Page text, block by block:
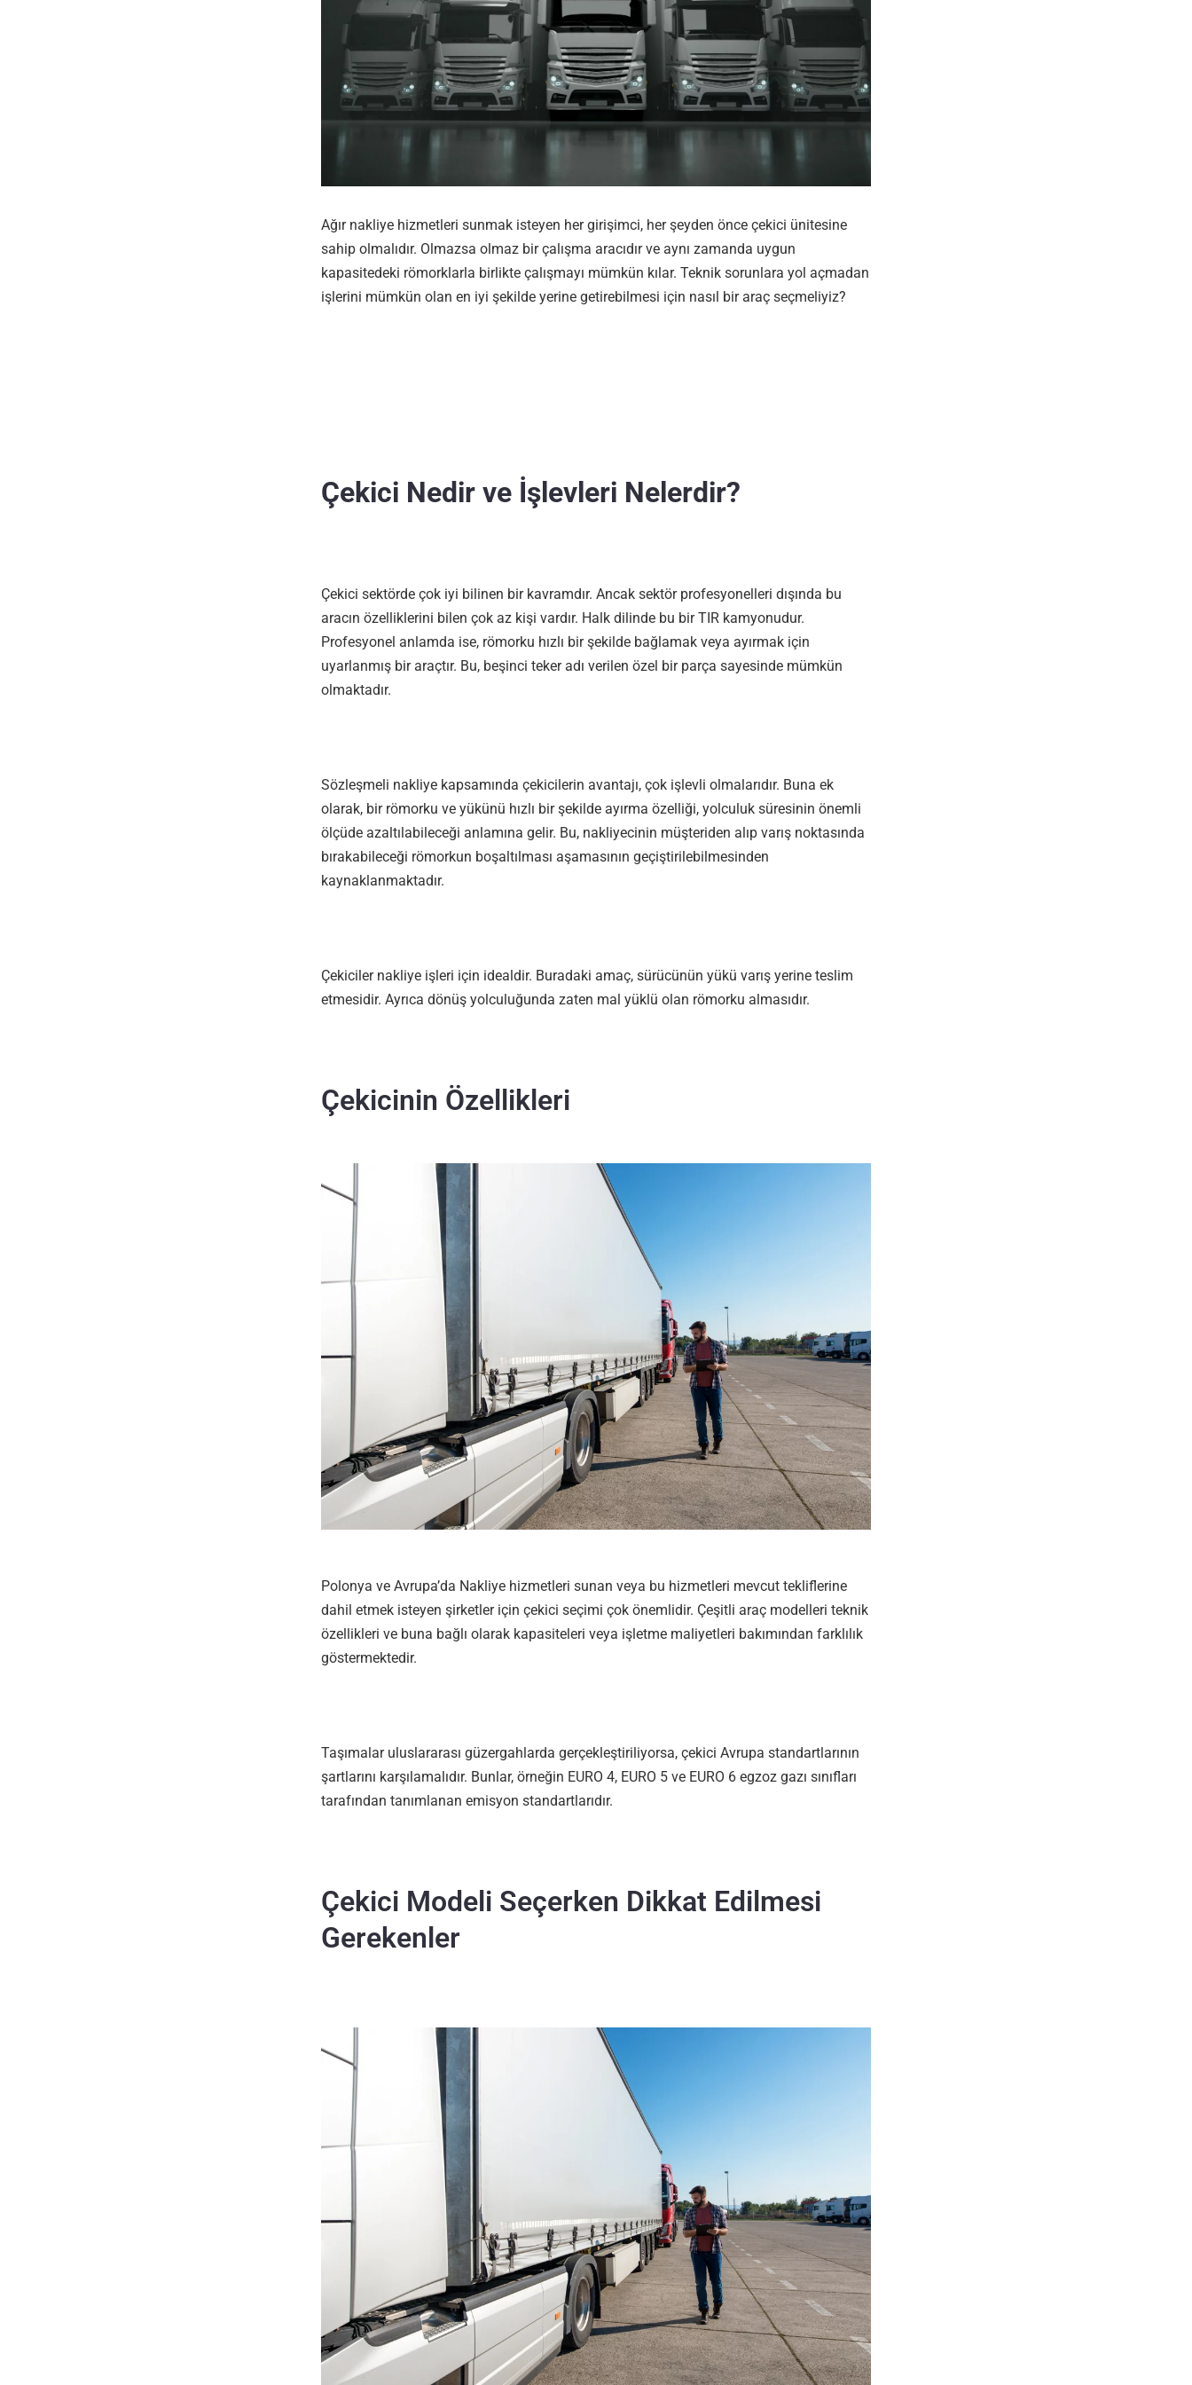
Ağır nakliye hizmetleri sunmak isteyen her girişimci, her şeyden önce çekici ünitesine
sahip olmalıdır. Olmazsa olmaz bir çalışma aracıdır ve aynı zamanda uygun
kapasitedeki römorklarla birlikte çalışmayı mümkün kılar. Teknik sorunlara yol açmadan
işlerini mümkün olan en iyi şekilde yerine getirebilmesi için nasıl bir araç seçmeliyiz?
Çekici Nedir ve İşlevleri Nelerdir?
Çekici sektörde çok iyi bilinen bir kavramdır. Ancak sektör profesyonelleri dışında bu
aracın özelliklerini bilen çok az kişi vardır. Halk dilinde bu bir TIR kamyonudur.
Profesyonel anlamda ise, römorku hızlı bir şekilde bağlamak veya ayırmak için
uyarlanmış bir araçtır. Bu, beşinci teker adı verilen özel bir parça sayesinde mümkün
olmaktadır.
Sözleşmeli nakliye kapsamında çekicilerin avantajı, çok işlevli olmalarıdır. Buna ek
olarak, bir römorku ve yükünü hızlı bir şekilde ayırma özelliği, yolculuk süresinin önemli
ölçüde azaltılabileceği anlamına gelir. Bu, nakliyecinin müşteriden alıp varış noktasında
bırakabileceği römorkun boşaltılması aşamasının geçiştirilebilmesinden
kaynaklanmaktadır.
Çekiciler nakliye işleri için idealdir. Buradaki amaç, sürücünün yükü varış yerine teslim
etmesidir. Ayrıca dönüş yolculuğunda zaten mal yüklü olan römorku almasıdır.
Çekicinin Özellikleri
Polonya ve Avrupa’da Nakliye hizmetleri sunan veya bu hizmetleri mevcut tekliflerine
dahil etmek isteyen şirketler için çekici seçimi çok önemlidir. Çeşitli araç modelleri teknik
özellikleri ve buna bağlı olarak kapasiteleri veya işletme maliyetleri bakımından farklılık
göstermektedir.
Taşımalar uluslararası güzergahlarda gerçekleştiriliyorsa, çekici Avrupa standartlarının
şartlarını karşılamalıdır. Bunlar, örneğin EURO 4, EURO 5 ve EURO 6 egzoz gazı sınıfları
tarafından tanımlanan emisyon standartlarıdır.
Çekici Modeli Seçerken Dikkat Edilmesi
Gerekenler